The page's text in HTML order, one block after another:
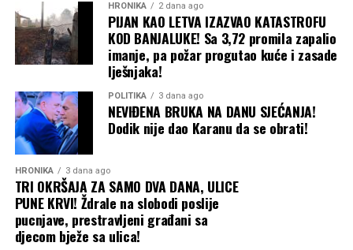
Ultrazvučni uređaji – pomoć, ali ne
rješenje
Na tržištu postoje i ultrazvučni uređaji koji imitiraju zvuk
mužjaka komarca ili njegovih prirodnih neprijatelja. Ipak,
njihova efikasnost u praksi nije uvijek pouzdana.
Zato ih je najbolje koristiti kao dodatak drugim
metodama, a ne kao glavno rješenje.
Kada je problem ozbiljan
HRONIKA 2 dana ago
PIJAN KAO LETVA IZAZVAO KATASTROFU
KOD BANJALUKE! Sa 3,72 promila zapalio
imanje, pa požar progutao kuće i zasade
lješnjaka!
POLITIKA 3 dana ago
NEVIĐENA BRUKA NA DANU SJEĆANJA!
Dodik nije dao Karanu da se obrati!
HRONIKA 3 dana ago
TRI OKRŠAJA ZA SAMO DVA DANA, ULICE
PUNE KRVI! Ždrale na slobodi poslije
pucnjave, prestravljeni građani sa
djecom bježe sa ulica!